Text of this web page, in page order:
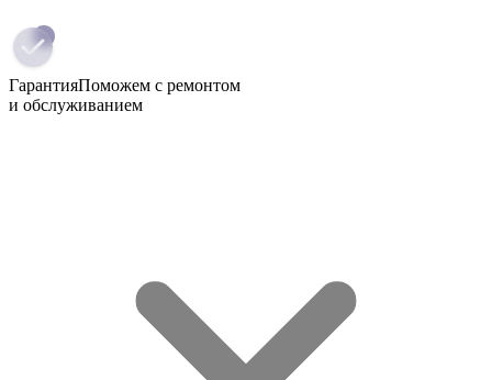
ГарантияПоможем с ремонтом
и обслуживанием